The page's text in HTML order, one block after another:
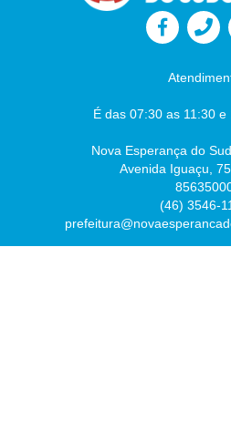
É das 07:30 as 11:30
Nova Esperança do
Avenida Iguaçu,
(46) 3546-